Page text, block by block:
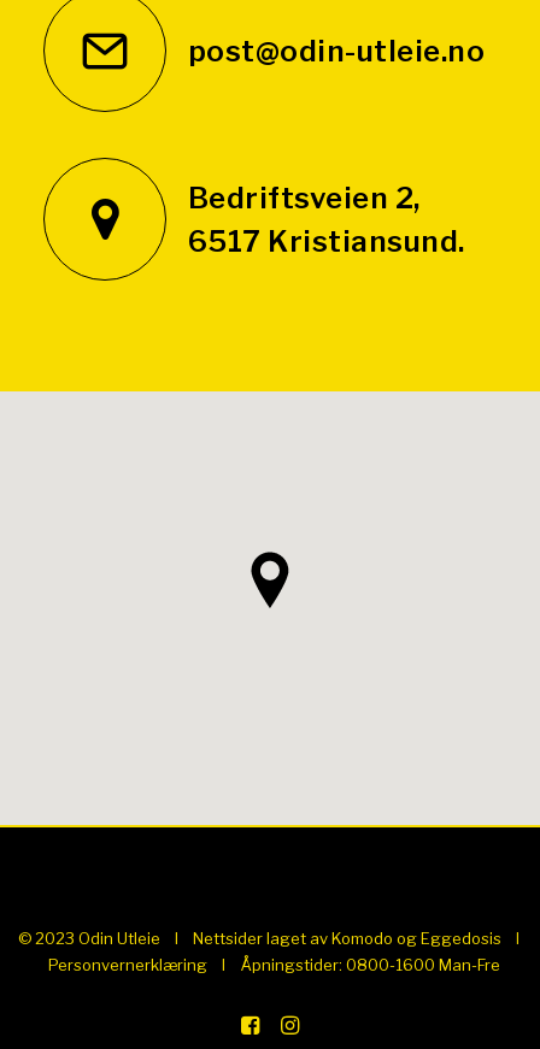
post@odin-utleie.no
Bedriftsveien 2,
6517 Kristiansund.
© 2023 Odin Utleie I Nettsider laget avKomodo ogEggedosis I
PersonvernerklæringI Åpningstider: 0800-1600 Man-Fre